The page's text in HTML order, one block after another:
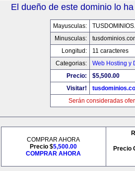
El dueño de este dominio lo
Mayusculas:
Minusculas:
Longitud:
11 caracteres
Categorias:
Web Hosting y
Precio:
$5,500.00
Visitar!
Serán consideradas
COMPRAR AHORA
Precio $5,500.00
COMPRAR AHORA
Precio